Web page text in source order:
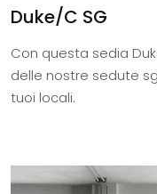
Duke/C SG
Con questa sedia
delle nostre sedute
tuoi locali.